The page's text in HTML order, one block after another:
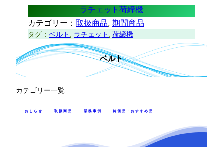
ラチェット荷締機
カテゴリー： 取扱商品, 期間商品
タグ： ベルト , ラチェット , 荷締機
ベルト
カテゴリー一覧
おしらせ 取扱商品 業務事例 特価品・おすすめ品